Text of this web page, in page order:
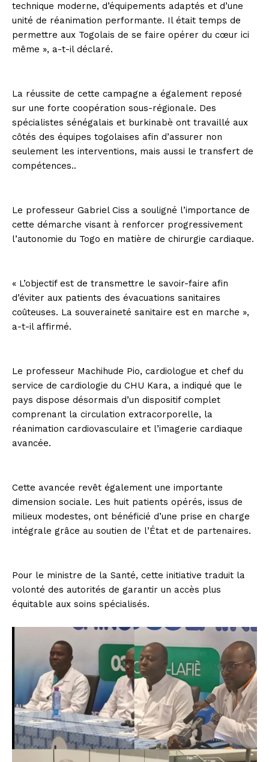
technique moderne, d’équipements adaptés et d’une
unité de réanimation performante. Il était temps de
permettre aux Togolais de se faire opérer du cœur ici
même », a-t-il déclaré.
La réussite de cette campagne a également reposé
sur une forte coopération sous-régionale. Des
spécialistes sénégalais et burkinabè ont travaillé aux
côtés des équipes togolaises afin d’assurer non
seulement les interventions, mais aussi le transfert de
compétences..
Le professeur Gabriel Ciss a souligné l’importance de
cette démarche visant à renforcer progressivement
l’autonomie du Togo en matière de chirurgie cardiaque.
« L’objectif est de transmettre le savoir-faire afin
d’éviter aux patients des évacuations sanitaires
coûteuses. La souveraineté sanitaire est en marche »,
a-t-il affirmé.
Le professeur Machihude Pio, cardiologue et chef du
service de cardiologie du CHU Kara, a indiqué que le
pays dispose désormais d’un dispositif complet
comprenant la circulation extracorporelle, la
réanimation cardiovasculaire et l’imagerie cardiaque
avancée.
Cette avancée revêt également une importante
dimension sociale. Les huit patients opérés, issus de
milieux modestes, ont bénéficié d’une prise en charge
intégrale grâce au soutien de l’État et de partenaires.
Pour le ministre de la Santé, cette initiative traduit la
volonté des autorités de garantir un accès plus
équitable aux soins spécialisés.